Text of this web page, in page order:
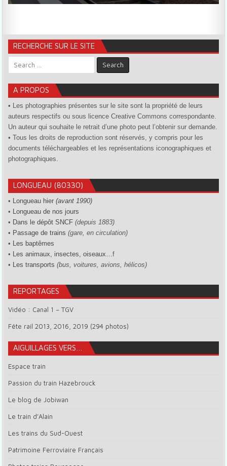
RECHERCHE SUR LE SITE
Search for:
A PROPOS
• Les photographies présentes sur le site sont la propriété de leurs
auteurs respectifs ou sous licence Creative Commons correspondante.
Un auteur qui souhaite le retrait d’une photo peut l’obtenir sur demande.
• Tous les droits de reproduction sont réservés, y compris pour les
documents téléchargeables et les représentations iconographiques et
photographiques.
LONGUEAU (80330)
• Longueau hier (avant 1990)
• Longueau de nos jours
• Dans le dépôt SNCF (depuis 1883)
• Passage de trains (gare, en circulation)
• Les baptêmes
• Les animaux, insectes, oiseaux…f
• Les transports (bus, voitures, avions, hélicos)
REPORTAGES
Vidéo : Canal 1 – TGV
Fête rail 2013, 2016, 2019 (294 photos)
AIGUILLAGES VERS…
Espace train
Passion du train Hazebrouck
Le blog de Jobiwan
Le train d’Alain
Les trains du Sud-Ouest
Patrimoine Ferroviaire Français